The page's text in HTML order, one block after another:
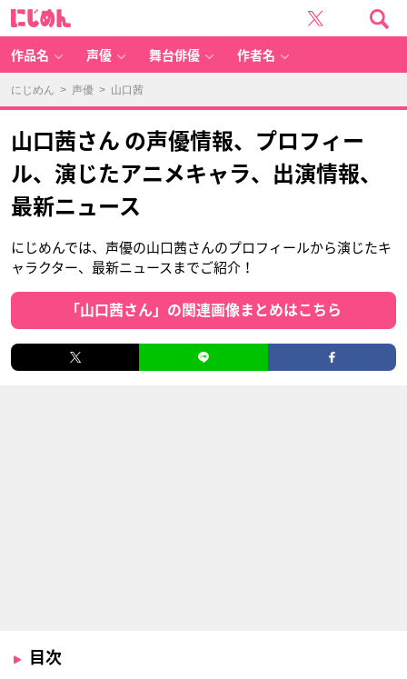
作品名 声優 舞台俳優 作者名
にじめん > 声優 > 山口茜
山口茜さん の声優情報、プロフィー
ル、演じたアニメキャラ、出演情報、
最新ニュース
にじめんでは、声優の山口茜さんのプロフィールから演じたキ
ャラクター、最新ニュースまでご紹介！
「山口茜さん」の関連画像まとめはこちら
目次